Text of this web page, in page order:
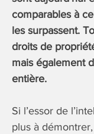
comparables à
les surpassent.
droits de
mais également
entière.
Si l’essor de
plus à